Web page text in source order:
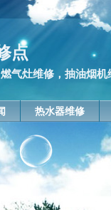
点
气灶维修，抽油烟机
热水器维修